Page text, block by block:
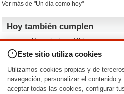
Ver más de "Un día como hoy"
Hoy también cumplen
Roger Federer (45)
Dustin Hoffman (89)
Martin Brest (75)
Adam Roarke (89)
Este sitio utiliza cookies
Utilizamos cookies propias y de
navegación, personalizar el contenido
aceptar todas las cookies, configurar